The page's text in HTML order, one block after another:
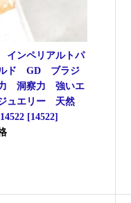
インペリアルトパ
ド GD ブラジ
洞察力 強いエ
ュエリー 天然
[14522]